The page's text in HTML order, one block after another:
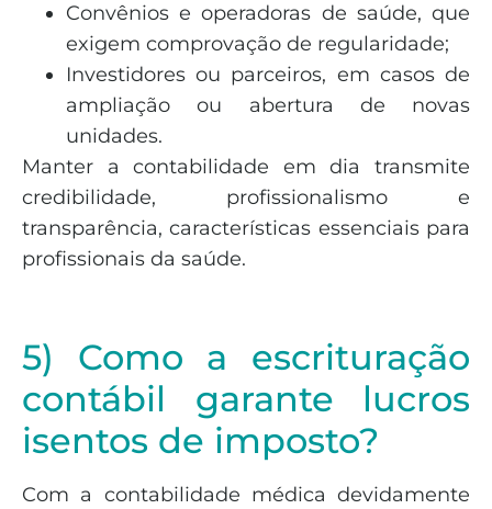
Convênios e operadoras de saúde, que
exigem comprovação de regularidade;
Investidores ou parceiros, em casos de
ampliação ou abertura de novas
unidades.
Manter a contabilidade em dia transmite
credibilidade, profissionalismo e
transparência, características essenciais para
profissionais da saúde.
5) Como a escrituração
contábil garante lucros
isentos de imposto?
Com a contabilidade médica devidamente